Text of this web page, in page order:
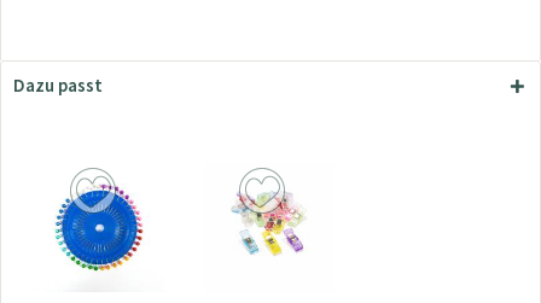
Dazu passt